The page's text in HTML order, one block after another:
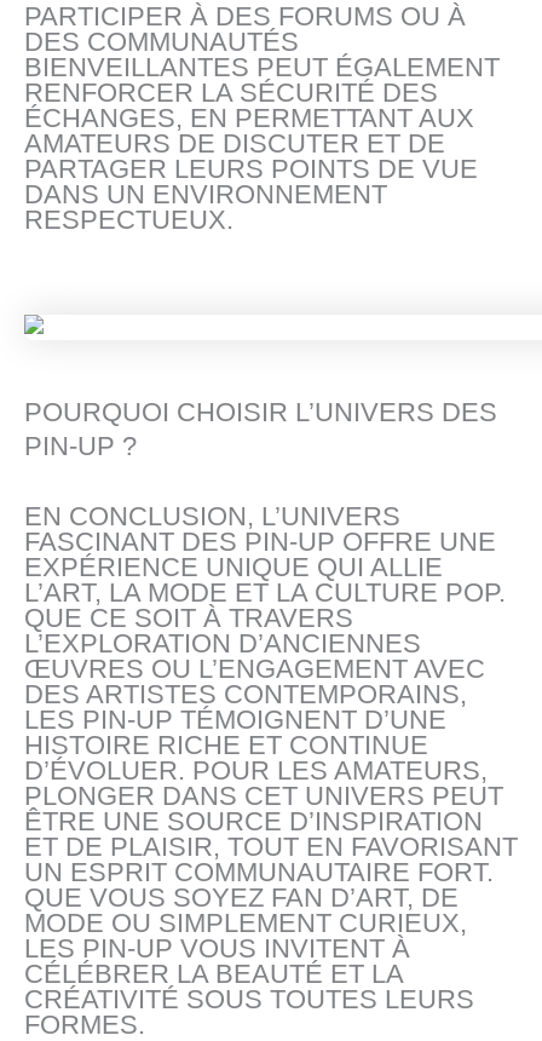
PARTICIPER À DES FORUMS OU À
DES COMMUNAUTÉS
BIENVEILLANTES PEUT ÉGALEMENT
RENFORCER LA SÉCURITÉ DES
ÉCHANGES, EN PERMETTANT AUX
AMATEURS DE DISCUTER ET DE
PARTAGER LEURS POINTS DE VUE
DANS UN ENVIRONNEMENT
RESPECTUEUX.
POURQUOI CHOISIR L’UNIVERS DES
PIN-UP ?
EN CONCLUSION, L’UNIVERS
FASCINANT DES PIN-UP OFFRE UNE
EXPÉRIENCE UNIQUE QUI ALLIE
L’ART, LA MODE ET LA CULTURE POP.
QUE CE SOIT À TRAVERS
L’EXPLORATION D’ANCIENNES
ŒUVRES OU L’ENGAGEMENT AVEC
DES ARTISTES CONTEMPORAINS,
LES PIN-UP TÉMOIGNENT D’UNE
HISTOIRE RICHE ET CONTINUE
D’ÉVOLUER. POUR LES AMATEURS,
PLONGER DANS CET UNIVERS PEUT
ÊTRE UNE SOURCE D’INSPIRATION
ET DE PLAISIR, TOUT EN FAVORISANT
UN ESPRIT COMMUNAUTAIRE FORT.
QUE VOUS SOYEZ FAN D’ART, DE
MODE OU SIMPLEMENT CURIEUX,
LES PIN-UP VOUS INVITENT À
CÉLÉBRER LA BEAUTÉ ET LA
CRÉATIVITÉ SOUS TOUTES LEURS
FORMES.